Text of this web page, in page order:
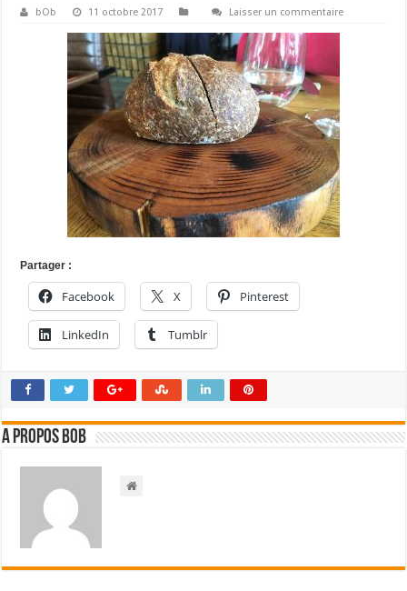
bOb 11 octobre 2017 Laisser un commentaire
Partager :
Facebook X Pinterest
LinkedIn Tumblr
A propos bOb